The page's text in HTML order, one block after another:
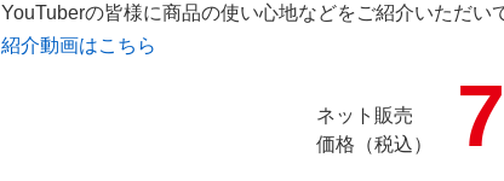
YouTuberの皆様に商品の使い心地などをご紹介いただい
紹介動画はこちら
ネット販売
価格（税込）